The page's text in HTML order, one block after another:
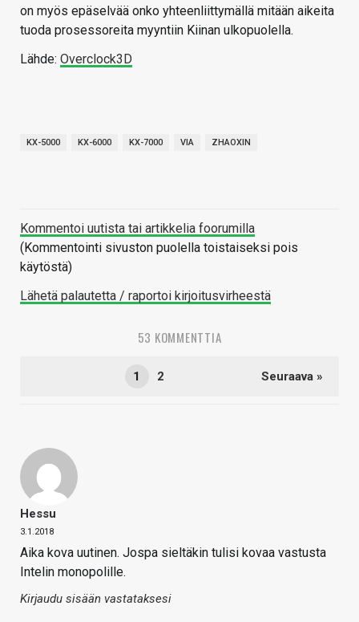
on myös epäselvää onko yhteenliittymällä mitään aikeita
tuoda prosessoreita myyntiin Kiinan ulkopuolella.
Lähde: Overclock3D
KX-5000 KX-6000 KX-7000 VIA ZHAOXIN
Kommentoi uutista tai artikkelia foorumilla
(Kommentointi sivuston puolella toistaiseksi pois
käytöstä)
Lähetä palautetta / raportoi kirjoitusvirheestä
53 KOMMENTTIA
1 2 Seuraava »
Hessu
3.1.2018
Aika kova uutinen. Jospa sieltäkin tulisi kovaa vastusta
Intelin monopolille.
Kirjaudu sisään vastataksesi